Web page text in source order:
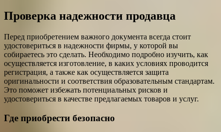
Проверка надежности продавца
Перед приобретением важного документа всегда стоит
удостовериться в надежности фирмы, у которой вы
собираетесь это сделать. Необходимо подробно изучить, как
осуществляется изготовление, в каких условиях проводится
регистрация, а также как осуществляется защита
оригинальности и соответствия образовательным стандартам.
Это поможет избежать потенциальных рисков и
удостовериться в качестве предлагаемых товаров и услуг.
Где приобрести безопасно